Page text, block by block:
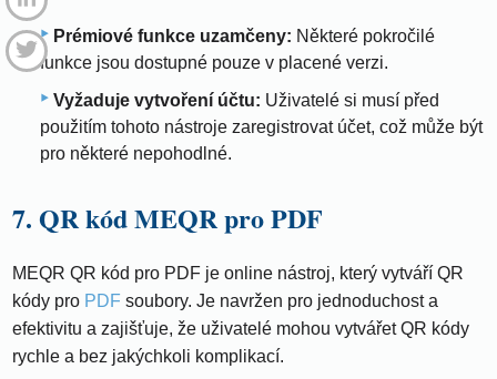
Prémiové funkce uzamčeny: Některé pokročilé
funkce jsou dostupné pouze v placené verzi.
Vyžaduje vytvoření účtu: Uživatelé si musí před
použitím tohoto nástroje zaregistrovat účet, což může být
pro některé nepohodlné.
7. QR kód MEQR pro PDF
MEQR QR kód pro PDF je online nástroj, který vytváří QR
kódy pro PDF soubory. Je navržen pro jednoduchost a
efektivitu a zajišťuje, že uživatelé mohou vytvářet QR kódy
rychle a bez jakýchkoli komplikací.